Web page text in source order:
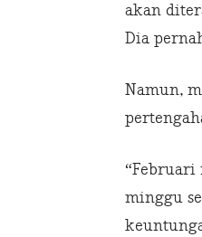
akan
Dia
Namun,
minggu